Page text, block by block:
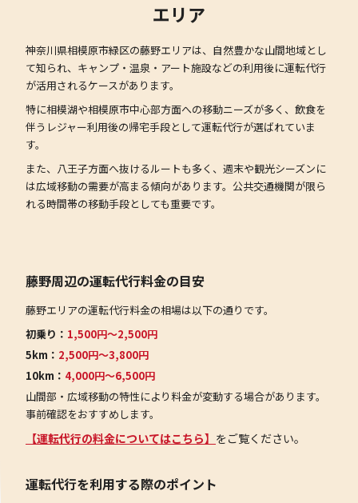
エリア
神奈川県相模原市緑区の藤野エリアは、自然豊かな山間地域とし
て知られ、キャンプ・温泉・アート施設などの利用後に運転代行
が活用されるケースがあります。
特に相模湖や相模原市中心部方面への移動ニーズが多く、飲食を
伴うレジャー利用後の帰宅手段として運転代行が選ばれていま
す。
また、八王子方面へ抜けるルートも多く、週末や観光シーズンに
は広域移動の需要が高まる傾向があります。公共交通機関が限ら
れる時間帯の移動手段としても重要です。
藤野周辺の運転代行料金の目安
藤野エリアの運転代行料金の相場は以下の通りです。
初乗り： 1,500円〜2,500円
5km： 2,500円〜3,800円
10km： 4,000円〜6,500円
山間部・広域移動の特性により料金が変動する場合があります。
事前確認をおすすめします。
【運転代行の料金についてはこちら】 をご覧ください。
運転代行を利用する際のポイント